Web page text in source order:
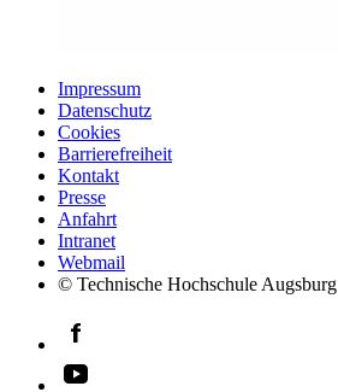
Impressum
Datenschutz
Cookies
Barrierefreiheit
Kontakt
Presse
Anfahrt
Intranet
Webmail
© Technische Hochschule Augsburg